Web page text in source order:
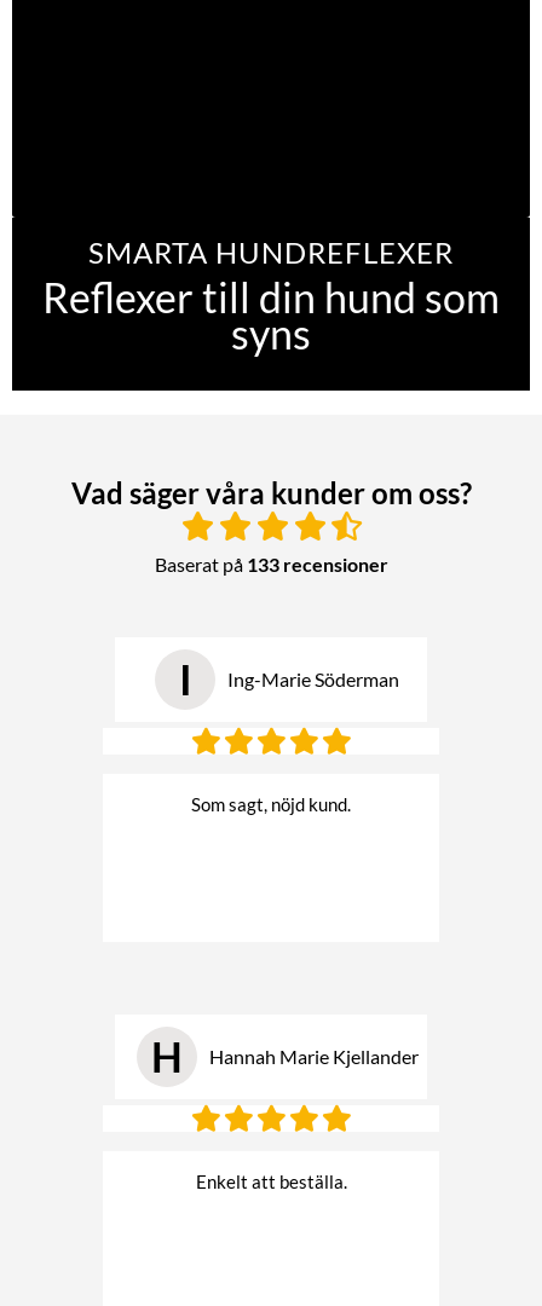
SMARTA HUNDREFLEXER
Reflexer till din hund som
syns
Vad säger våra kunder om oss?
Baserat på 133 recensioner
I Ing-Marie Söderman
Som sagt, nöjd kund.
H Hannah Marie Kjellander
Enkelt att beställa.